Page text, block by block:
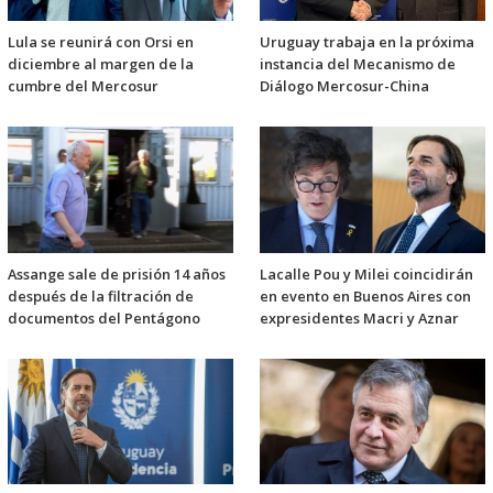
Lula se reunirá con Orsi en
diciembre al margen de la
cumbre del Mercosur
Uruguay trabaja en la próxima
instancia del Mecanismo de
Diálogo Mercosur-China
Assange sale de prisión 14 años
después de la filtración de
documentos del Pentágono
Lacalle Pou y Milei coincidirán
en evento en Buenos Aires con
expresidentes Macri y Aznar